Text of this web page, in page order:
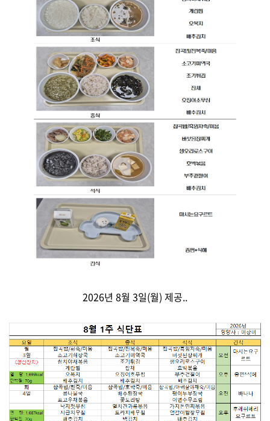
2026년 8월 3일(월) 제공..